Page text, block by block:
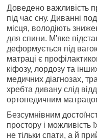
Доведено важливість
під час сну. Диванні
місця, володіють
для спини. М'яке
деформується під
матраці є
кіфозу, лордозу та
медичних діагнозах,
хребта дивану слід
ортопедичним
Безсумнівним
простору і
не тільки спати, а й